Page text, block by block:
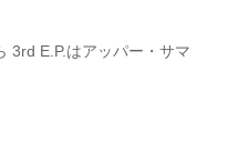
3rd E.P.はアッパー・サマ